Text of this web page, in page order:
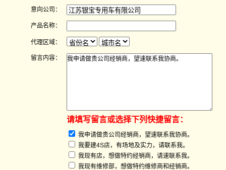
意向公司：
产品名称：
代理区域：
留言内容：
请填写留言或选择下列快捷留言：
我申请做贵公司经销商，望速联系我协商。
我要建4S店，有场地及实力，请联系我。
我现有店，想做特约经销商，请速联系我。
我现有维修部，想做特约维修商和经销商。